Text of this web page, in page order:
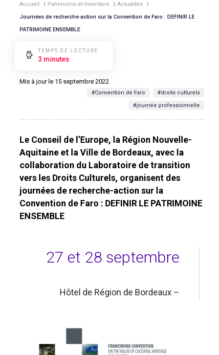
Accueil | Patrimoine et inventaire | Actualités
|
Journées de recherche-action sur la Convention de Faro : DEFINIR LE
PATRIMOINE ENSEMBLE
TEMPS DE LECTURE
3 minutes
Mis à jour le 15 septembre 2022
#Convention de Faro
#droits culturels
#journée professionnelle
Le Conseil de l’Europe, la Région Nouvelle-
Aquitaine et la Ville de Bordeaux, avec la
collaboration du Laboratoire de transition
vers les Droits Culturels, organisent des
journées de recherche-action sur la
Convention de Faro : DEFINIR LE PATRIMOINE
ENSEMBLE
27 et 28 septembre
Hôtel de Région de Bordeaux –